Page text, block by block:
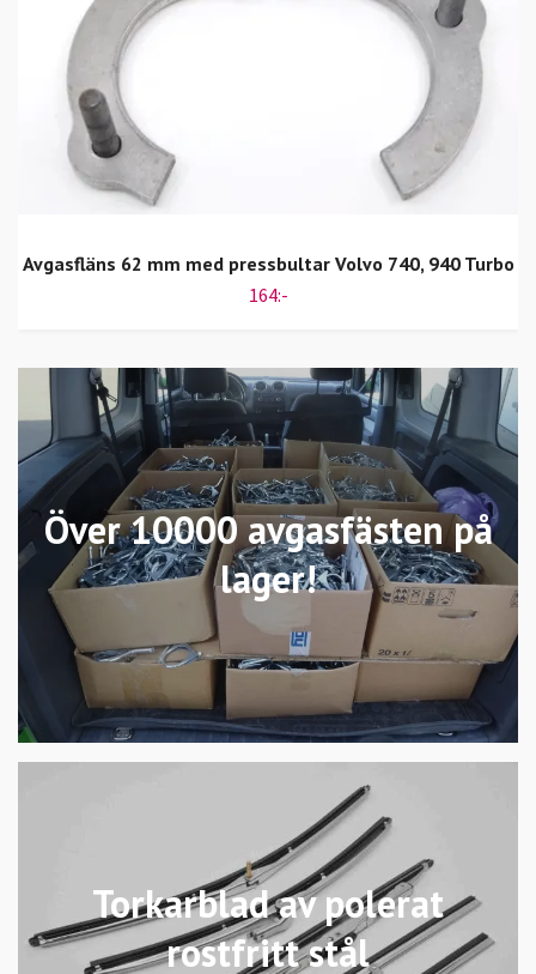
Över 10000 avgasfästen på
lager!
Torkarblad av polerat
rostfritt stål
Avgasfläns 62 mm med pressbultar Volvo 740, 940 Turbo
164:-